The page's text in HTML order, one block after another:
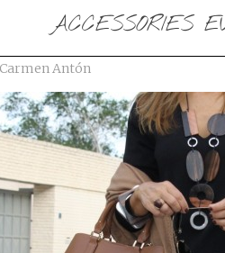
ACCESSORIES
Carmen Antón